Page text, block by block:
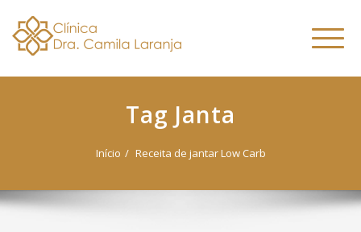
content
Laranja
Especialista em Fitoterapia
Tag Janta
Início Receita de jantar Low Carb